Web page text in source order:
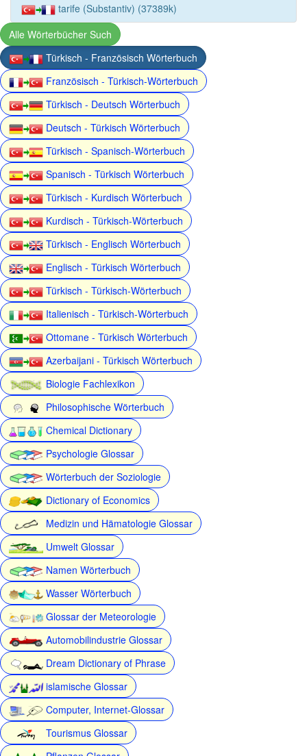
tarife (Substantiv) (37389k)
Alle Wörterbücher Such
Türkisch - Französisch Wörterbuch
Französisch - Türkisch-Wörterbuch
Türkisch - Deutsch Wörterbuch
Deutsch - Türkisch Wörterbuch
Türkisch - Spanisch-Wörterbuch
Spanisch - Türkisch Wörterbuch
Türkisch - Kurdisch Wörterbuch
Kurdisch - Türkisch-Wörterbuch
Türkisch - Englisch Wörterbuch
Englisch - Türkisch Wörterbuch
Türkisch - Türkisch-Wörterbuch
Italienisch - Türkisch-Wörterbuch
Ottomane - Türkisch Wörterbuch
Azerbaijani - Türkisch Wörterbuch
Biologie Fachlexikon
Philosophische Wörterbuch
Chemical Dictionary
Psychologie Glossar
Wörterbuch der Soziologie
Dictionary of Economics
Medizin und Hämatologie Glossar
Umwelt Glossar
Namen Wörterbuch
Wasser Wörterbuch
Glossar der Meteorologie
Automobilindustrie Glossar
Dream Dictionary of Phrase
islamische Glossar
Computer, Internet-Glossar
Tourismus Glossar